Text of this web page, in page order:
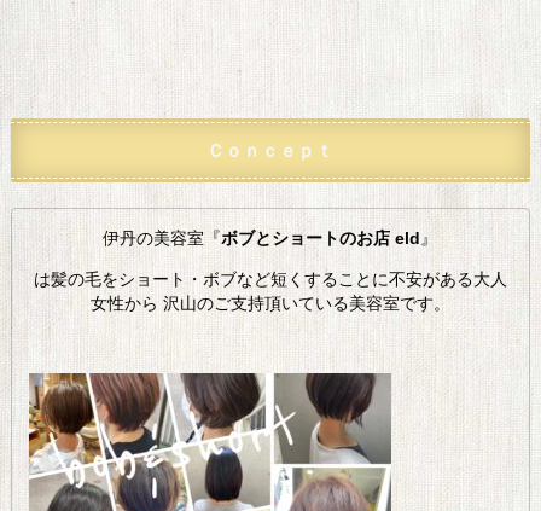
Ｃｏｎｃｅｐｔ
伊丹の美容室『ボブとショートのお店 eld 』
は髪の毛をショート・ボブなど短くすることに不安がある大人
女性から 沢山のご支持頂いている美容室です。